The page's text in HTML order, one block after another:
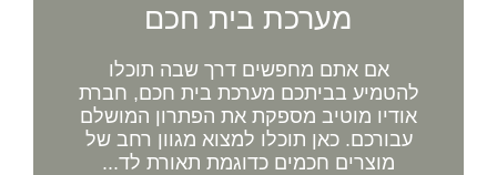
מערכת בית חכם
אם אתם מחפשים דרך שבה תוכלו
להטמיע בביתכם מערכת בית חכם, חברת
אודיו מוטיב מספקת את הפתרון המושלם
עבורכם. כאן תוכלו למצוא מגוון רחב של
מוצרים חכמים כדוגמת תאורת לד...